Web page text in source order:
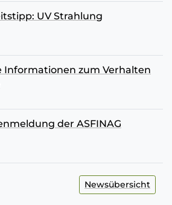
UV Strahlung
Informationen zum Verhalten
der ASFINAG
Newsübersicht